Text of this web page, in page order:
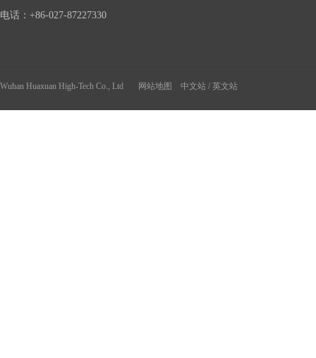
美
电话：+86-027-87227330
Wuhan Huaxuan High-Tech Co., Ltd 网站地图 中文站 / 英文站